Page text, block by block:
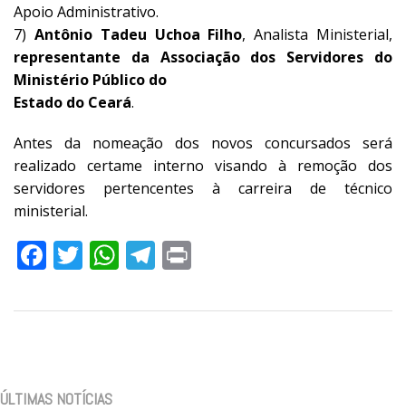
Apoio Administrativo.
7) Antônio Tadeu Uchoa Filho, Analista Ministerial,
representante da Associação dos Servidores do
Ministério Público do
Estado do Ceará.
Antes da nomeação dos novos concursados será
realizado certame interno visando à remoção dos
servidores pertencentes à carreira de técnico
ministerial.
Facebook
Twitter
WhatsApp
Telegram
ÚLTIMAS NOTÍCIAS